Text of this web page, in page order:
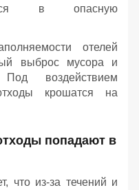
в опасную
отелей
выброс мусора и
Под воздействием
крошатся на
попадают в
что из-за течений и